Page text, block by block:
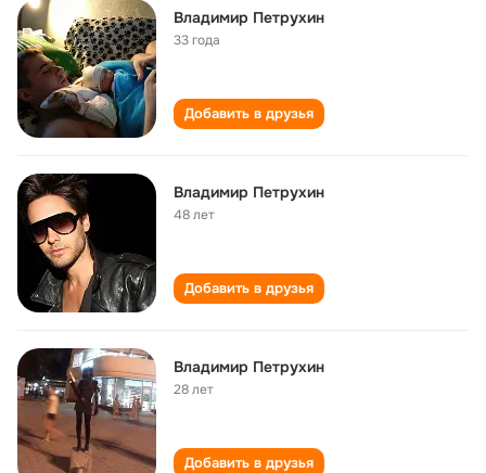
Владимир Петрухин
33 года
Добавить в друзья
Владимир Петрухин
48 лет
Добавить в друзья
Владимир Петрухин
28 лет
Добавить в друзья